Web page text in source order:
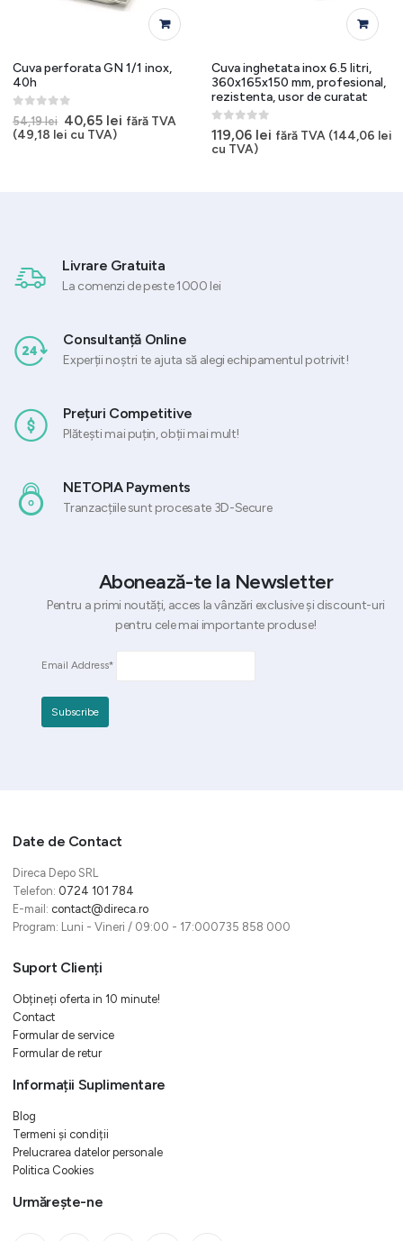
Cuva perforata GN 1/1 inox,
40h
0 out of 5
54,19lei Prețul
inițial
40,65 leiPrețul
fără TVA
(49,18 lei cu TVA)
Cuva inghetata inox 6.5 litri,
360x165x150 mm, profesional,
rezistenta, usor de curatat
0out of 5
119,06 lei fără TVA (144,06 lei
cu TVA)
Livrare Gratuita
La comenzi de peste 1000 lei
Consultanță Online
Experții noștri te ajuta să alegi echipamentul potrivit!
Prețuri Competitive
Plătești mai puțin, obții mai mult!
NETOPIA Payments
Tranzacțiile sunt procesate 3D-Secure
Abonează-te la Newsletter
Pentru a primi noutăți, acces la vânzări exclusive și discount-uri
pentru cele mai importante produse!
Email Address*
Date de Contact
Direca Depo SRL
Telefon: 0724 101 784
E-mail: contact@direca.ro
Program: Luni - Vineri / 09:00 - 17:000735 858 000
Suport Clienți
Obțineți oferta in 10 minute!
Contact
Formular de service
Formular de retur
Informații Suplimentare
Blog
Termeni și condiții
Prelucrarea datelor personale
Politica Cookies
Urmărește-ne